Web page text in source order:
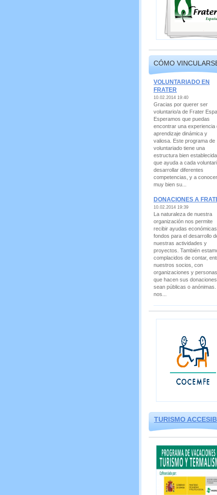
CÓMO
VOLUNTARIADO EN
FRATER
10.02.2014 19:40
Gracias por querer ser
voluntario/a de Frater
Esperamos que puedas
encontrar una experiencia
aprendizaje dinámica y
valiosa. Este programa de
voluntariado tiene una
estructura bien establecida,
que ayuda a cada
desarrollar diferentes
competencias, y a conocer
muy bien su...
DONACIONES A
10.02.2014 19:39
La naturaleza de nuestra
organización nos permite
recibir ayudas
fondos para el desarrollo
nuestras actividades y
proyectos. También
complacidos de contar,
nuestros socios, con
organizaciones y personas
que hacen sus
sean públicas o anónimas.
nos...
TURISMO